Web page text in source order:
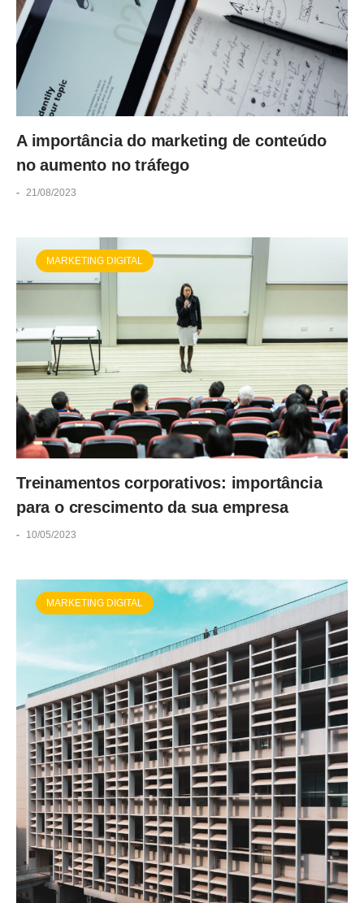
A importância do marketing de conteúdo
no aumento no tráfego
- 21/08/2023
MARKETING DIGITAL
Treinamentos corporativos: importância
para o crescimento da sua empresa
- 10/05/2023
MARKETING DIGITAL